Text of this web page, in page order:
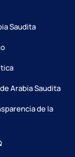
Saudita
Arabia Saudita
de la